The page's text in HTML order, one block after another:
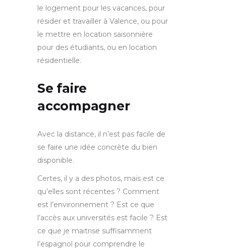
le logement pour les vacances, pour
résider et travailler à Valence, ou pour
le mettre en location saisonnière
pour des étudiants, ou en location
résidentielle.
Se faire
accompagner
Avec la distance, il n’est pas facile de
se faire une idée concrète du bien
disponible.
Certes, il y a des photos, mais est ce
qu’elles sont récentes ? Comment
est l’environnement ? Est ce que
l’accès aux universités est facile ? Est
ce que je maitrise suffisamment
l’espagnol pour comprendre le